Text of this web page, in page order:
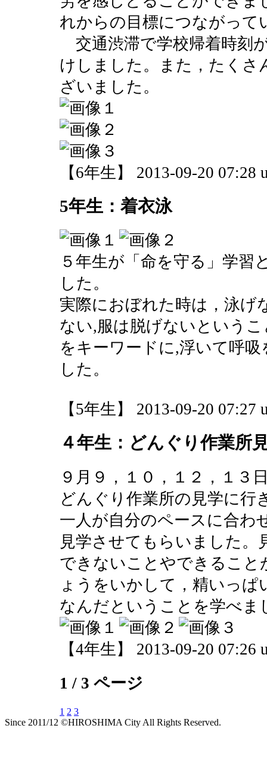
れからの目標につながって
交通渋滞で学校帰着時刻
けしました。また，たく
ざいました。
【6年生】 2013-09-20 07:28
5年生：着衣泳
５年生が「命を守る」学習
した。
実際におぼれた時は，泳げ
ない,服は脱げないという
をキーワードに,浮いて呼
した。
【5年生】 2013-09-20 07:27
４年生：どんぐり作業所
９月９，１０，１２，１３
どんぐり作業所の見学に行
一人が自分のペースに合わ
見学させてもらいました
できないことやできること
ょうをいかして，精いっ
なんだということを学べま
【4年生】 2013-09-20 07:26
1 / 3 ページ
1 2 3
Since 2011/12 ©HIROSHIMA City All Rights Reserved.